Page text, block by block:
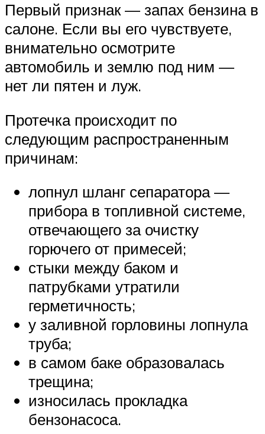
Первый признак — запах бензина в
салоне. Если вы его чувствуете,
внимательно осмотрите
автомобиль и землю под ним —
нет ли пятен и луж.
Протечка происходит по
следующим распространенным
причинам:
лопнул шланг сепаратора —
прибора в топливной системе,
отвечающего за очистку
горючего от примесей;
стыки между баком и
патрубками утратили
герметичность;
у заливной горловины лопнула
труба;
в самом баке образовалась
трещина;
износилась прокладка
бензонасоса.